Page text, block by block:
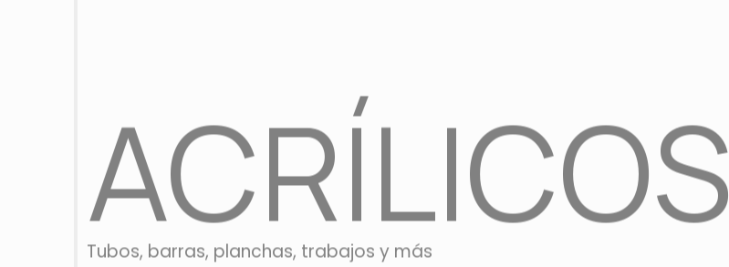
ACRÍLICOS
Tubos, barras, planchas, trabajos y más